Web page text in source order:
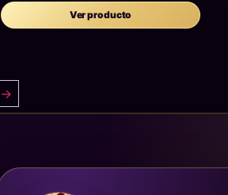
Ver producto
→